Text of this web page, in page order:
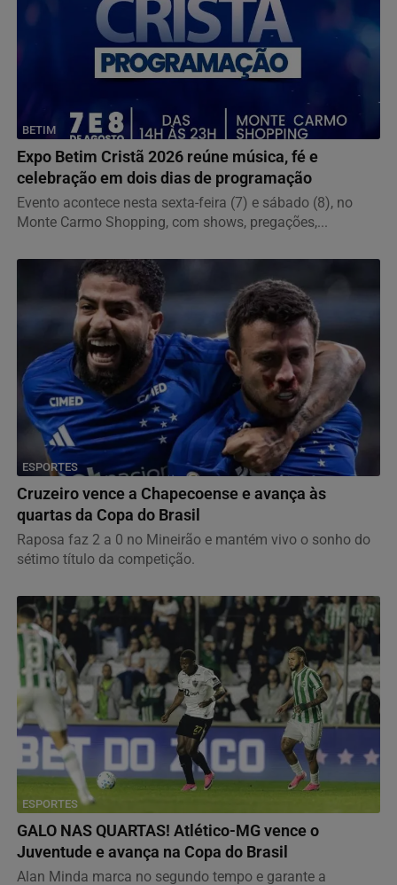
BETIM
Expo Betim Cristã 2026 reúne música, fé e
celebração em dois dias de programação
Evento acontece nesta sexta-feira (7) e sábado (8), no
Monte Carmo Shopping, com shows, pregações,...
ESPORTES
Cruzeiro vence a Chapecoense e avança às
quartas da Copa do Brasil
Raposa faz 2 a 0 no Mineirão e mantém vivo o sonho do
sétimo título da competição.
ESPORTES
GALO NAS QUARTAS! Atlético-MG vence o
Juventude e avança na Copa do Brasil
Alan Minda marca no segundo tempo e garante a